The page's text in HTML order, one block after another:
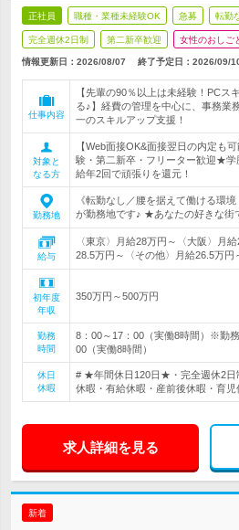
正社員 職種・業種未経験OK 急募 転勤
完全週休2日制 第二新卒歓迎 女性のおしご
情報更新日：2026/08/07 終了予定日： 2026/09/
仕事内容
【先輩の90％以上は未経験！PCス
る♪】経費の管理を中心に、事務
一のスキルアップ支援！
対象と
なる方
【Web面接OK&面接翌日の内定も
験・第二新卒・フリーター歓迎★
給年2回で頑張りを還元！
勤務地
《転勤なし／腰を据えて働ける環
が勤務地です♪ ★あなたの好きな街
給与
〈東京〉月給28万円～〈大阪〉月
28.5万円～〈その他〉月給26.5万
初年度
年収
350万円～500万円
勤務
時間
8：00～17：00（実働8時間）※勤
00（実働8時間）
休日
休暇
# ★年間休日120日★・完全週休2日
休暇・有給休暇・産前後休暇・育児
求人詳細を見る
新着